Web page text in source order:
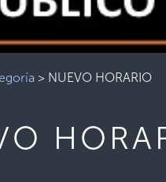
> NUEVO HORARIO